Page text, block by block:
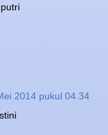
2014 pukul 04.34